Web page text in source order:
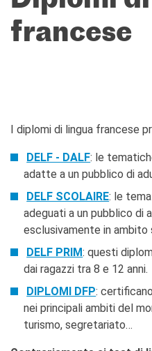
SCUOLA E
Contatti
ARTI VISIVE
La festa della
Nouveau
Exaequa
Operazioni
CINEMA E
Fuori Sala
La Francia al
Rendez-vous
francese
I diplomi di lingua francese
DELF - DALF: le
adatte a un pubblico di
DELF SCOLAIRE: le
adeguati a un pubblico di
esclusivamente in ambito
DELF PRIM: questi
dai ragazzi tra 8 e 12 anni.
DIPLOMI DFP:
nei principali ambiti del
turismo, segretariato…